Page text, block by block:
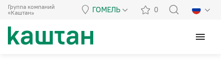
Группа компаний
«Каштан»
ГОМЕЛЬ 0
menu